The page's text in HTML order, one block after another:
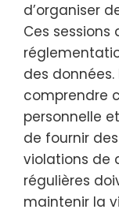
d’organiser
Ces
des
comprendre
personnelle
de fournir
violations de
régulières
maintenir la